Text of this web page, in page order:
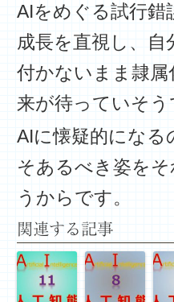
AIをめぐる試行錯
成長を直視し、
付かないまま隷
来が待っていそう
AIに懐疑的にな
そあるべき姿を
うから
関連する記事